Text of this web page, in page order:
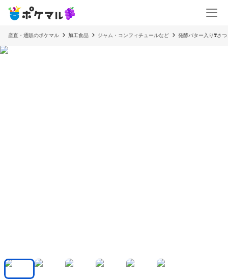
産直・通販のポケマル 加工食品 ジャム・コンフィチュールなど 発酵バター入り❣️さ